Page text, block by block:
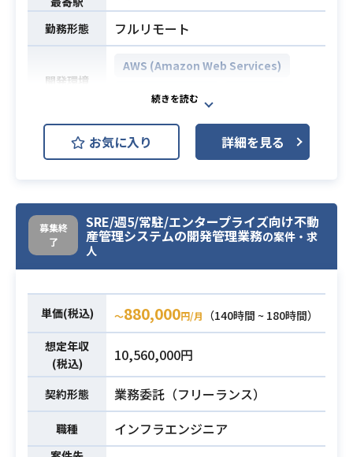
勤務形態 フルリモート
開発環境
AWS (Amazon Web Services)
Apache Tomcat
某人材系企業様向けにて、VMware
で構築されたシステム保守などの業
定例作業以外に新規環境構築やAWS
環境への移行に伴うPoC業務もござ
必須スキル
以上）
・VMware経験
・RHEL経験
・Apache、Tomcat経験
お気に入り 詳細を見る
募集終
了
SRE/週5/常駐/エンタープライズ向け不動
産管理システムの開発管理業務の案件・求
人
単価(税込) 〜880,000円/月
（140時間 ~ 180時間）
想定年収
(税込)
10,560,000円
契約形態 業務委託（フリーランス）
職種 インフラエンジニア